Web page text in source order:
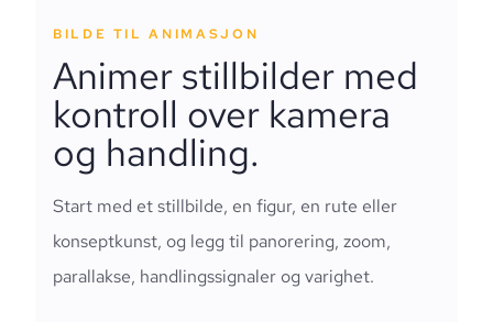
BILDE TIL ANIMASJON
Animer stillbilder med
kontroll over kamera
og handling.
Start med et stillbilde, en figur, en rute eller
konseptkunst, og legg til panorering, zoom,
parallakse, handlingssignaler og varighet.